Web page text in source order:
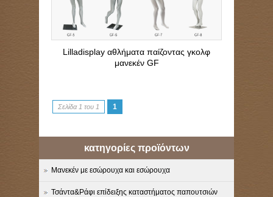
Lilladisplay αθλήματα παίζοντας γκολφ
μανεκέν GF
Σελίδα 1 του 1 1
κατηγορίες προϊόντων
Μανεκέν με εσώρουχα και εσώρουχα
Τσάντα&Ράφι επίδειξης καταστήματος παπουτσιών